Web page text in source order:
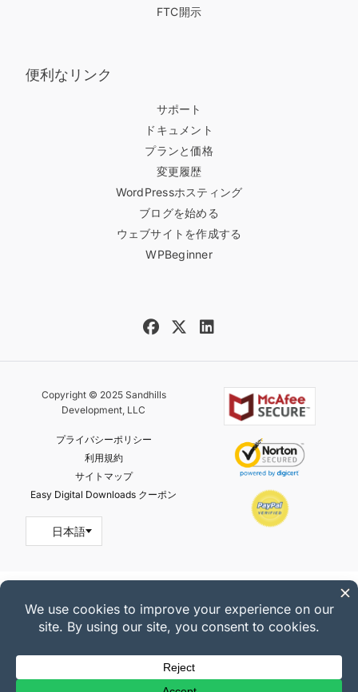
FTC開示
便利なリンク
サポート
ドキュメント
プランと価格
変更履歴
WordPressホスティング
ブログを始める
ウェブサイトを作成する
WPBeginner
Copyright © 2025 Sandhills
Development, LLC
プライバシーポリシー
利用規約
サイトマップ
Easy Digital Downloads クーポン